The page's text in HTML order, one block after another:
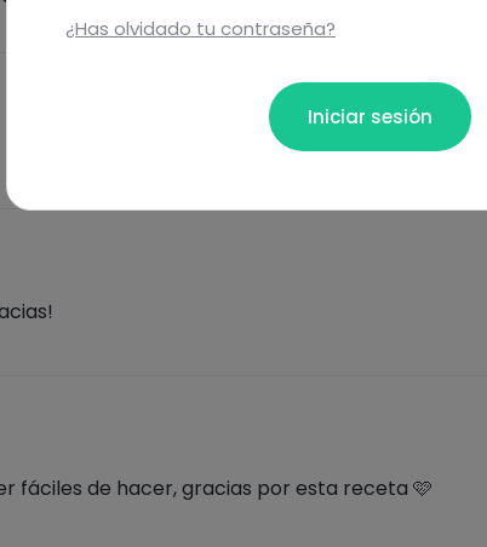
fáciles de hacer, gracias por esta receta 🩷
¿Has olvidado tu contraseña?
Iniciar sesión